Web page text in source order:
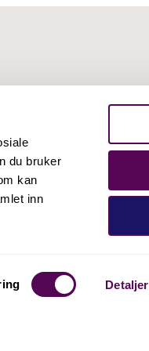
du bruker
kan
inn
Detaljer